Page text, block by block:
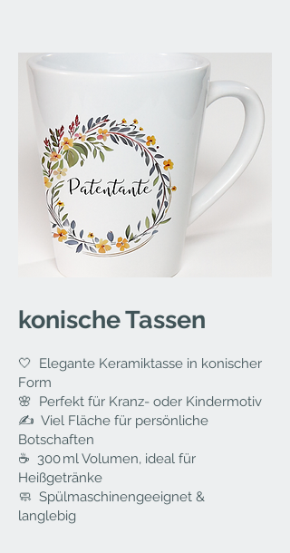
konische Tassen
🤍 Elegante Keramiktasse in konischer
Form
🌸 Perfekt für Kranz- oder Kindermotiv
✍️ Viel Fläche für persönliche
Botschaften
☕ 300 ml Volumen, ideal für
Heißgetränke
🧼 Spülmaschinengeeignet &
langlebig